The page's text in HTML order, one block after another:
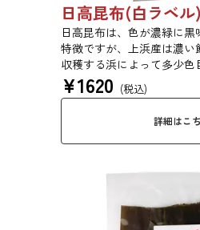
日高昆布(白ラベ
日高昆布は、色が濃緑に
特徴ですが、上浜産は濃い
収穫する浜によって多少色
す。だし昆布として多く用
布は佃煮や煮物などに使
がりが早いため、昆布巻や
佃煮などに最適です。
¥1620 (税込)
詳細はこ